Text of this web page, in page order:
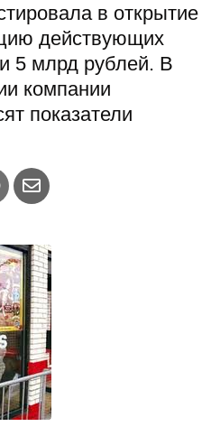
в открытие
действующих
5 млрд рублей. В
компании
показатели